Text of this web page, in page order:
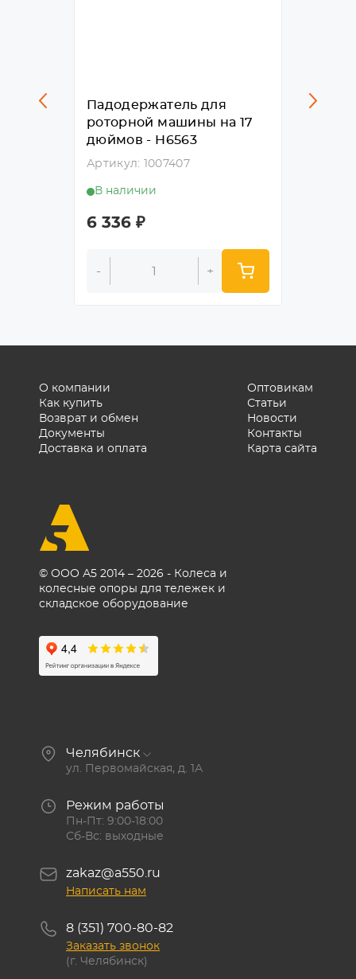
Падодержатель для
роторной машины на 17
дюймов - H6563
Артикул: 1007407
В наличии
6 336 ₽
- +
© ООО А5 2014 – 2026 - Колеса и
колесные опоры для тележек и
складское оборудование
О компании
Как купить
Возврат и обмен
Документы
Доставка и оплата
Оптовикам
Статьи
Новости
Контакты
Карта сайта
Челябинск
ул. Первомайская, д. 1А
Режим работы
Пн-Пт: 9:00-18:00
Сб-Вс: выходные
zakaz@a550.ru
Написать нам
8 (351) 700-80-82
Заказать звонок
(г. Челябинск)